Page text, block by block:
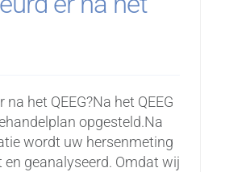
het QEEG?Na het QEEG
opgesteld.Na
wordt uw hersenmeting
geanalyseerd. Omdat wij